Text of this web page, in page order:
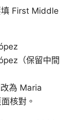
填 First Middle
（保留中間
為 Maria
核對。